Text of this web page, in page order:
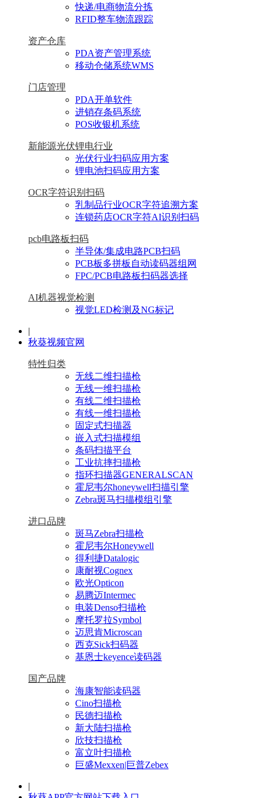
快递/电商物流分拣
RFID整车物流跟踪
资产仓库
PDA资产管理系统
移动仓储系统WMS
门店管理
PDA开单软件
进销存条码系统
POS收银机系统
新能源光伏锂电行业
光伏行业扫码应用方案
锂电池扫码应用方案
OCR字符识别扫码
乳制品行业OCR字符追溯方案
连锁药店OCR字符AI识别扫码
pcb电路板扫码
半导体/集成电路PCB扫码
PCB板多拼板自动读码器组网
FPC/PCB电路板扫码器选择
AI机器视觉检测
视觉LED检测及NG标记
|
秋葵视频官网
特性归类
无线二维扫描枪
无线一维扫描枪
有线二维扫描枪
有线一维扫描枪
固定式扫描器
嵌入式扫描模组
条码扫描平台
工业抗摔扫描枪
指环扫描器GENERALSCAN
霍尼韦尔honeywell扫描引擎
Zebra斑马扫描模组引擎
进口品牌
斑马Zebra扫描枪
霍尼韦尔Honeywell
得利捷Datalogic
康耐视Cognex
欧光Opticon
易腾迈Intermec
电装Denso扫描枪
摩托罗拉Symbol
迈思肯Microscan
西克Sick扫码器
基恩士keyence读码器
国产品牌
海康智能读码器
Cino扫描枪
民德扫描枪
新大陆扫描枪
欣技扫描枪
富立叶扫描枪
巨盛Mexxen|巨普Zebex
|